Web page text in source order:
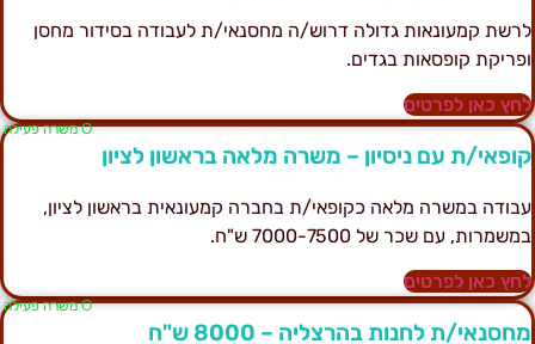
קמעונאות גדולה דרוש/ה מחסנאי/ת לעבודה בסידור מחסן
קופסאות בגדים.
כאן לפרטים
Ο משרה פעילה
ת עם ניסיון – משרה מלאה בראשון לציון
במשרה מלאה כקופאי/ת בחברה קמעונאית בראשון לציון,
עם שכר של 7000-7500 ש"ח.
כאן לפרטים
Ο משרה פעילה
ת לחנות בהרצליה – 8000 ש"ח